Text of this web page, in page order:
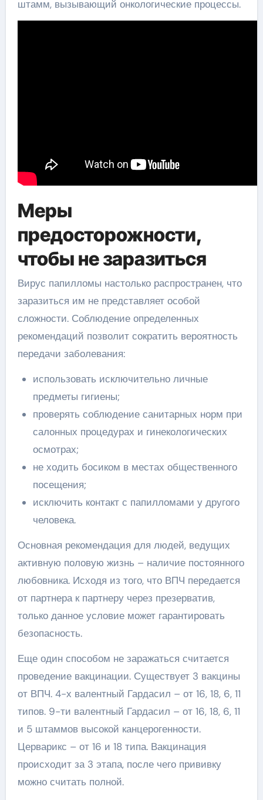
штамм, вызывающий онкологические процессы.
Меры
предосторожности,
чтобы не заразиться
Вирус папилломы настолько распространен, что
заразиться им не представляет особой
сложности. Соблюдение определенных
рекомендаций позволит сократить вероятность
передачи заболевания:
использовать исключительно личные
предметы гигиены;
проверять соблюдение санитарных норм при
салонных процедурах и гинекологических
осмотрах;
не ходить босиком в местах общественного
посещения;
исключить контакт с папилломами у другого
человека.
Основная рекомендация для людей, ведущих
активную половую жизнь – наличие постоянного
любовника. Исходя из того, что ВПЧ передается
от партнера к партнеру через презерватив,
только данное условие может гарантировать
безопасность.
Еще один способом не заражаться считается
проведение вакцинации. Существует 3 вакцины
от ВПЧ. 4-х валентный Гардасил – от 16, 18, 6, 11
типов. 9-ти валентный Гардасил – от 16, 18, 6, 11
и 5 штаммов высокой канцерогенности.
Церварикс – от 16 и 18 типа. Вакцинация
происходит за 3 этапа, после чего прививку
можно считать полной.